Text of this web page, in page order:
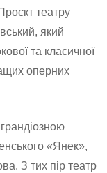
театру
який
та класичної
оперних
«Янек»,
З тих пір театр